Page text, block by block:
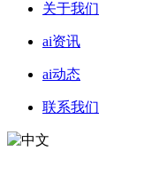
关于我们
ai资讯
ai动态
联系我们